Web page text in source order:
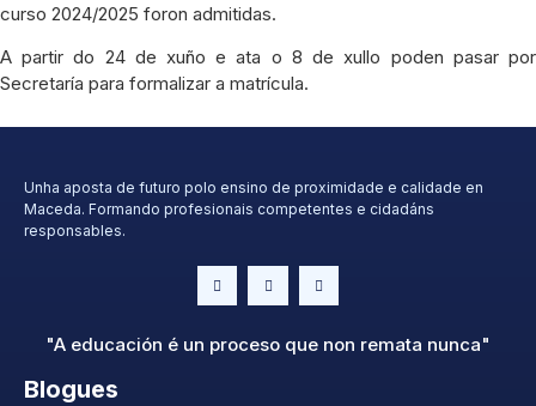
curso 2024/2025 foron admitidas.
A partir do 24 de xuño e ata o 8 de xullo poden pasar por
Secretaría para formalizar a matrícula.
Unha aposta de futuro polo ensino de proximidade e calidade en
Maceda. Formando profesionais competentes e cidadáns
responsables.
"A educación é un proceso que non remata nunca"
Blogues